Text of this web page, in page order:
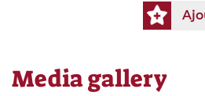
Media gallery